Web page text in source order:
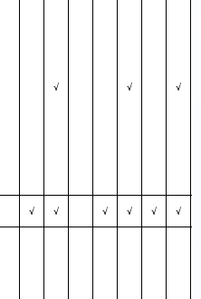
√ √ √
√ √ √ √ √ √